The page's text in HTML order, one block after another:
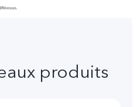
produits